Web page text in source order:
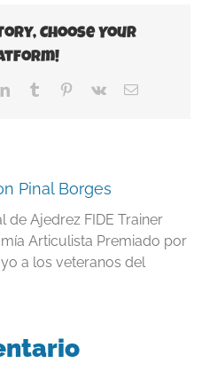
Choose Your
LinkedInTumblr Pinterest
Vk
Correo
Pinal Borges
de Ajedrez FIDE Trainer
Articulista Premiado por
a los veteranos del